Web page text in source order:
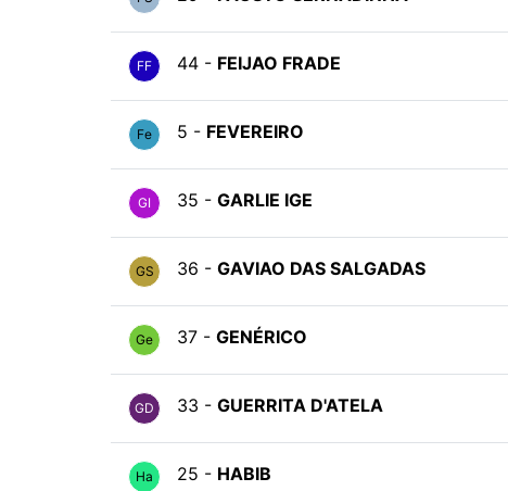
FF 44 - FEIJAO FRADE
Fe 5 - FEVEREIRO
GI 35 - GARLIE IGE
GS 36 - GAVIAO DAS SALGADAS
Ge 37 - GENÉRICO
GD 33 - GUERRITA D'ATELA
Ha 25 - HABIB